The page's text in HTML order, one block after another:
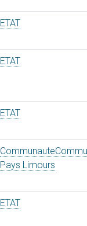
ETAT
ETAT
ETAT
Pays Limours
ETAT